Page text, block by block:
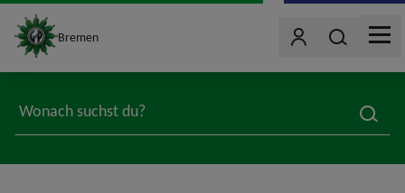
site_logo
Bremen BenutzerWonach
MENU